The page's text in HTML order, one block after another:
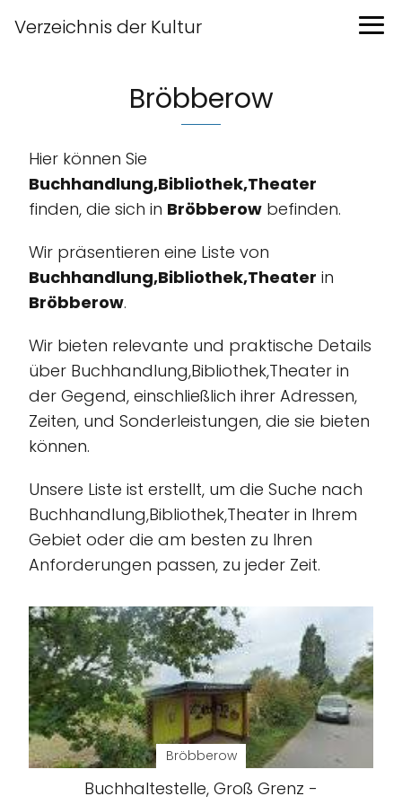
Verzeichnis der Kultur
Bröbberow
Hier können Sie
Buchhandlung,Bibliothek,Theater
finden, die sich in Bröbberow befinden.
Wir präsentieren eine Liste von
Buchhandlung,Bibliothek,Theater in
Bröbberow.
Wir bieten relevante und praktische Details
über Buchhandlung,Bibliothek,Theater in
der Gegend, einschließlich ihrer Adressen,
Zeiten, und Sonderleistungen, die sie bieten
können.
Unsere Liste ist erstellt, um die Suche nach
Buchhandlung,Bibliothek,Theater in Ihrem
Gebiet oder die am besten zu Ihren
Anforderungen passen, zu jeder Zeit.
Bröbberow
Buchhaltestelle, Groß Grenz -